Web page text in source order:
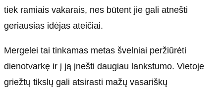
tiek ramiais vakarais, nes būtent jie gali atnešti
geriausias idėjas ateičiai.
Mergelei tai tinkamas metas švelniai peržiūrėti
dienotvarkę ir į ją įnešti daugiau lankstumo. Vietoje
griežtų tikslų gali atsirasti mažų vasariškų